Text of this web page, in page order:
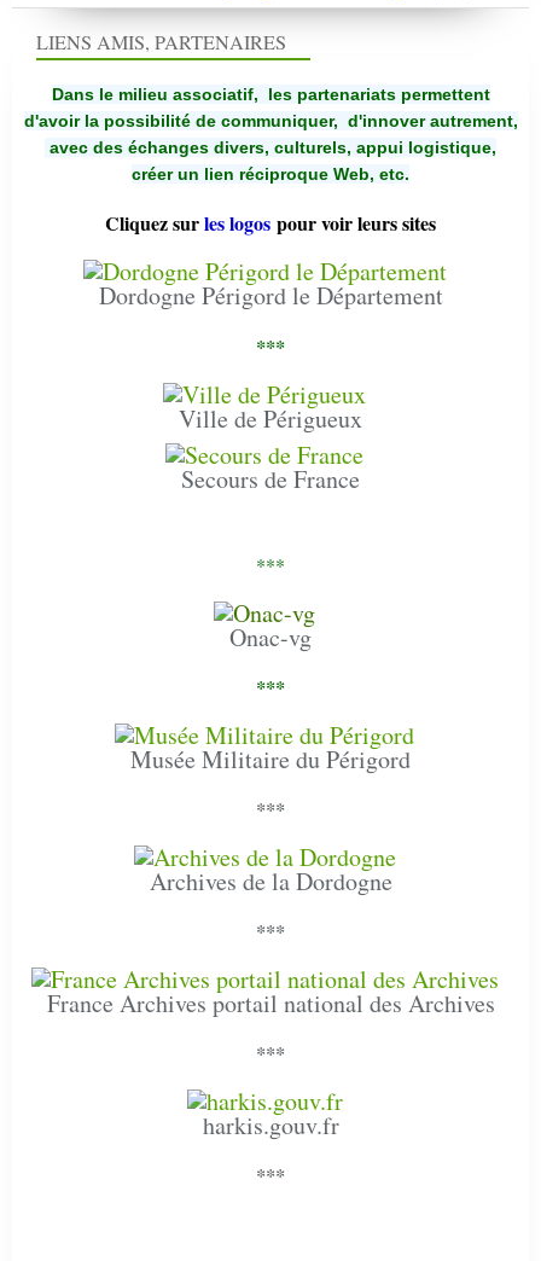
LIENS AMIS, PARTENAIRES
Dans le milieu associatif, les partenariats permettent
d'avoir la possibilité de communiquer, d'innover autrement,
avec des échanges divers, culturels, appui logistique,
créer un lien réciproque Web, etc.
Cliquez surles logos pour voir leurs sites
Dordogne Périgord le Département
***
Ville de Périgueux
Secours de France
***
Onac-vg
***
Musée Militaire du Périgord
***
Archives de la Dordogne
***
France Archives portail national des Archives
***
harkis.gouv.fr
***